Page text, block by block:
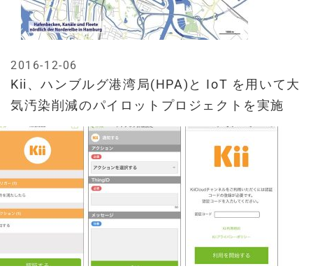
Kii、ハンブルグ港湾局(HPA)と IoT を用いて大
気汚染削減のパイロットプロジェクトを実施
2016-12-06